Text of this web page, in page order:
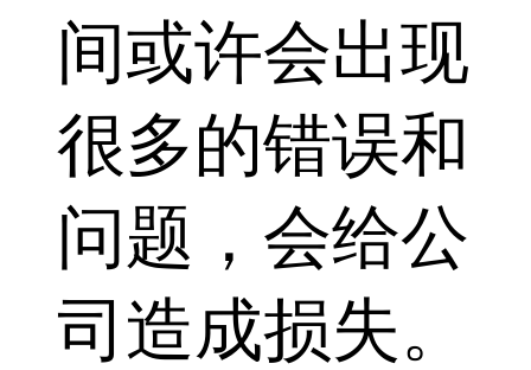
间或许会出现
很多的错误和
问题，会给公
司造成损失。